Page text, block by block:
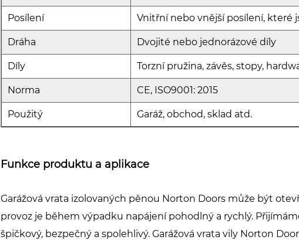
Posílení Vnitřní nebo vnější posílení, které
Dráha Dvojité nebo jednorázové díly
Díly Torzní pružina, závěs, stopy,
Norma CE, ISO9001: 2015
Použitý Garáž, obchod, sklad atd.
Funkce produktu a aplikace
Garážová vrata izolovaných pěnou Norton Doors může být
provoz je během výpadku napájení pohodlný a rychlý.
špičkový, bezpečný a spolehlivý. Garážová vrata vily Norton